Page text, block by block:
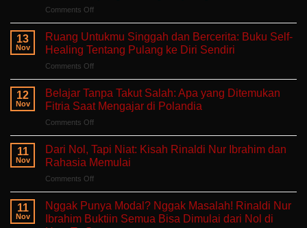
Comments Offon
Terlalu
Untuk
Mengeluh:
Ruang
Aman
untuk
Sedang
Berjuang
13
Nov
Ruang Untukmu Singgah dan Bercerita: Buku Self-
Healing Tentang Pulang ke Diri Sendiri
Comments Offon
Untukmu
Singgah
dan
Bercerita:
Buku
Self-
Healing
ke
Diri
Sendiri
12
Nov
Belajar Tanpa Takut Salah: Apa yang Ditemukan
Fitria Saat Mengajar di Polandia
Comments Offon
Tanpa
Takut
Salah:
Apa
yang
Ditemukan
Fitria
11
Nov
Dari Nol, Tapi Niat: Kisah Rinaldi Nur Ibrahim dan
Rahasia Memulai
Comments Offon
Tapi
Niat:
11
Nov
Nggak Punya Modal? Nggak Masalah! Rinaldi Nur
Ibrahim Buktiin Semua Bisa Dimulai dari Nol di